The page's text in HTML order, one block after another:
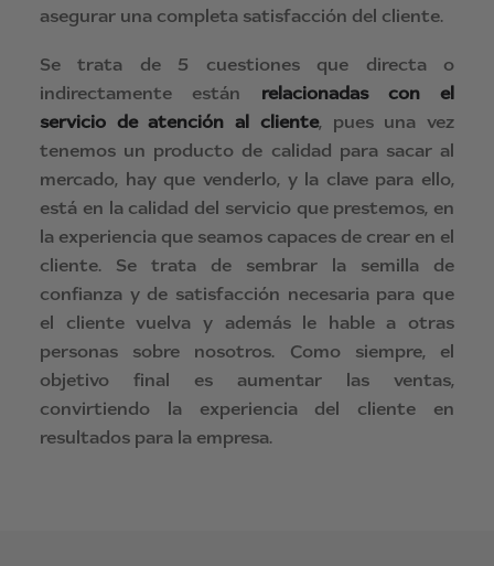
asegurar una completa satisfacción del cliente.
Se trata de 5 cuestiones que directa o
indirectamente están relacionadas con el
servicio de atención al cliente, pues una vez
tenemos un producto de calidad para sacar al
mercado, hay que venderlo, y la clave para ello,
está en la calidad del servicio que prestemos, en
la experiencia que seamos capaces de crear en el
cliente. Se trata de sembrar la semilla de
confianza y de satisfacción necesaria para que
el cliente vuelva y además le hable a otras
personas sobre nosotros. Como siempre, el
objetivo final es aumentar las ventas,
convirtiendo la experiencia del cliente en
resultados para la empresa.